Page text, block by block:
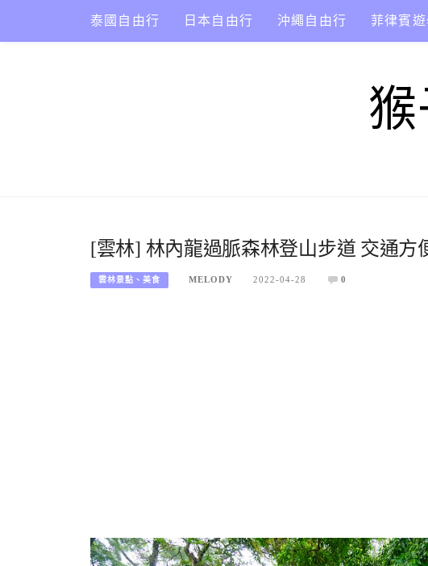
content
泰國自由行 日本自由行 沖繩自由行 菲律賓遊
[雲林] 林內龍過脈森林登山步道 交通方
雲林景點、美食 MELODY 2022-04-28 0